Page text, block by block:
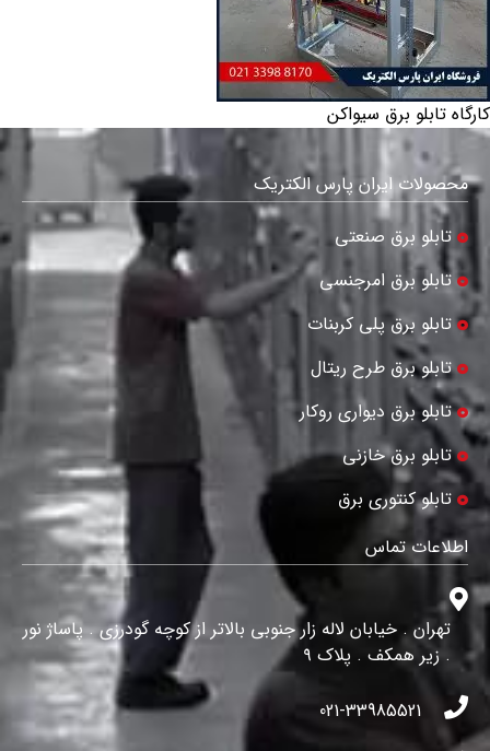
کارگاه تابلو برق سیواکن
محصولات ایران پارس الکتریک
تابلو برق صنعتی
تابلو برق امرجنسی
تابلو برق پلی کربنات
تابلو برق طرح ریتال
تابلو برق دیواری روکار
تابلو برق خازنی
تابلو کنتوری برق
اطلاعات تماس
تهران . خیابان لاله زار جنوبی بالاتر از کوچه گودرزی . پاساژ نور
. زیر همکف . پلاک ۹
021-33985521